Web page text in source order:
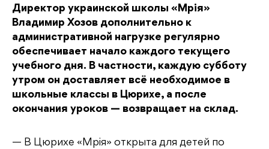
Директор украинской школы «Мрія»
Владимир Хозов дополнительно к
административной нагрузке регулярно
обеспечивает начало каждого текущего
учебного дня. В частности, каждую субботу
утром он доставляет всё необходимое в
школьные классы в Цюрихе, а после
окончания уроков — возвращает на склад.
— В Цюрихе «Мрія» открыта для детей по